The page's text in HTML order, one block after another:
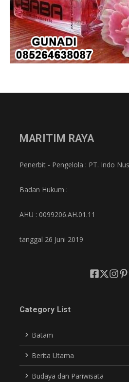
MARITIM RAYA
Penerbit - Pengelola : PT. Indo
Badan Hukum :
AHU : 0099206.AH.01.11
tanggal 26 Juni 2019
Category List
Batam
Berita Utama
Budaya dan Pariwisata